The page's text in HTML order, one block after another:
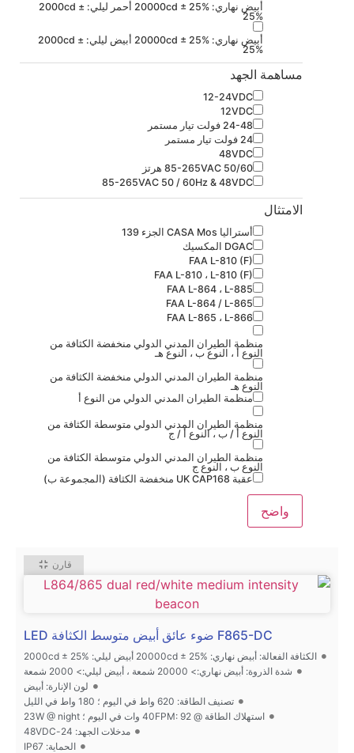
أبيض نهاري: 20000cd ± 25% أحمر ليلي: 2000cd ±
25%
أبيض نهاري: 20000cd ± 25% أبيض ليلي: 2000cd ±
25%
مساهمة الجهد
12-24VDC
12VDC
24-48 فولت تيار مستمر
24 فولت تيار مستمر
48VDC
85-265VAC 50/60 هرتز
85-265VAC 50 / 60Hz & 48VDC
الامتثال
أستراليا CASA Mos الجزء 139
DGAC المكسيك
FAA L-810 (F)
FAA L-810 ، L-810 (F)
FAA L-864 ، L-885
FAA L-864 / L-865
FAA L-865 ، L-866
منظمة الطيران المدني الدولي منخفضة الكثافة من
النوع أ ، النوع ب ، النوع هـ
منظمة الطيران المدني الدولي منخفضة الكثافة من
النوع هـ
منظمة الطيران المدني الدولي من النوع أ
منظمة الطيران المدني الدولي متوسطة الكثافة من
النوع أ / ب ، النوع أ / ج
منظمة الطيران المدني الدولي متوسطة الكثافة من
النوع ب ، النوع ج
عقبة UK CAP168 منخفضة الكثافة (المجموعة ب)
قارن
F865-DC ضوء عائق أبيض متوسط الكثافة LED
الكثافة الفعالة: أبيض نهاري: 20000cd ± 25% أبيض ليلي: 2000cd ± 25%
شدة الذروة: أبيض نهاري:> 20000 شمعة ، أبيض ليلي:> 2000 شمعة
لون الإنارة: أبيض
تصنيف الطاقة: 620 واط في اليوم ؛ 180 واط في الليل
استهلاك الطاقة @ 40FPM: 92 وات في اليوم ؛ 23W @ night
مدخلات الجهد: 24-48VDC
الحماية: IP67